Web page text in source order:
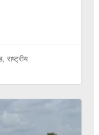
, राष्ट्रीय